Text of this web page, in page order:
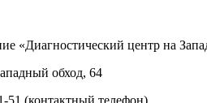
«Диагностический центр на
обход, 64
51 (контактный телефон)